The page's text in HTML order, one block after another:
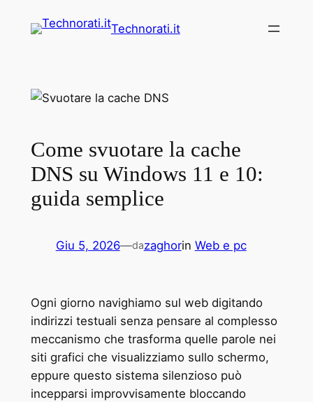
Technorati.it
Come svuotare la cache
DNS su Windows 11 e 10:
guida semplice
Giu 5, 2026—dazaghorin Web e pc
Ogni giorno navighiamo sul web digitando
indirizzi testuali senza pensare al complesso
meccanismo che trasforma quelle parole nei
siti grafici che visualizziamo sullo schermo,
eppure questo sistema silenzioso può
incepparsi improvvisamente bloccando